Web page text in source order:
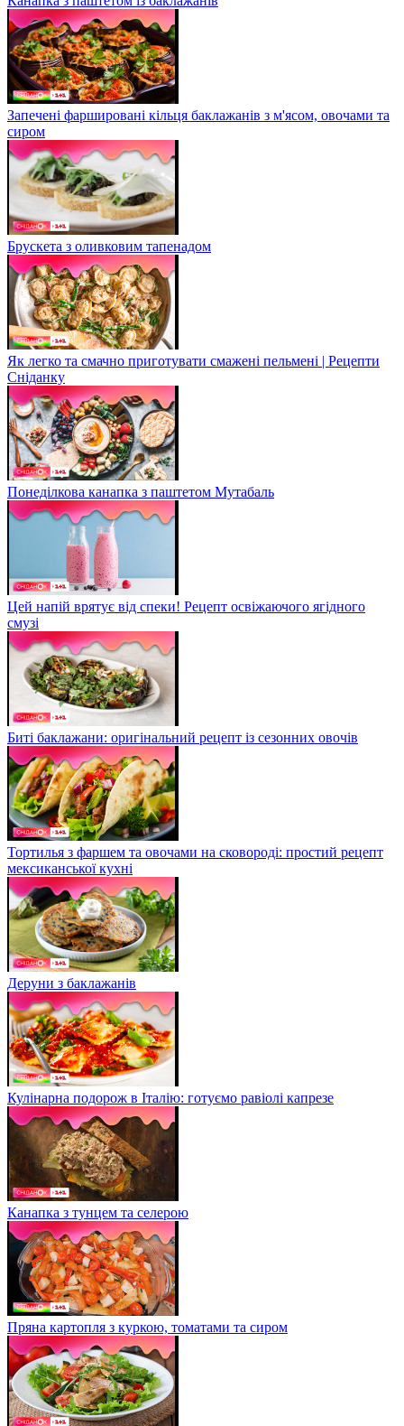
Запечені фаршировані кільця баклажанів з м'ясом, овочами та
сиром
Брускета з оливковим тапенадом
Як легко та смачно приготувати смажені пельмені | Рецепти
Сніданку
Понеділкова канапка з паштетом Мутабаль
Цей напій врятує від спеки! Рецепт освіжаючого ягідного
смузі
Биті баклажани: оригінальний рецепт із сезонних овочів
Тортилья з фаршем та овочами на сковороді: простий рецепт
мексиканської кухні
Деруни з баклажанів
Кулінарна подорож в Італію: готуємо равіолі капрезе
Канапка з тунцем та селерою
Пряна картопля з куркою, томатами та сиром